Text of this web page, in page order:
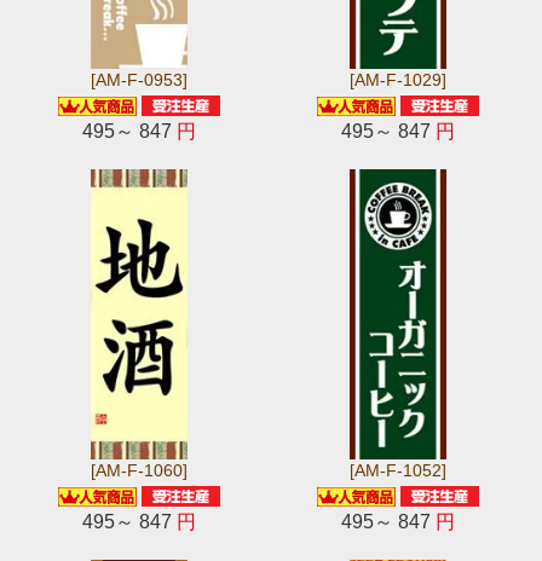
[AM-F-0953]
495～ 847 円
[AM-F-1029]
495～ 847 円
[AM-F-1060]
495～ 847 円
[AM-F-1052]
495～ 847 円